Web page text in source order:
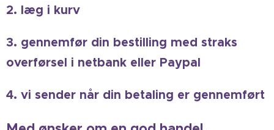
2. læg i kurv
3. gennemfør din bestilling med straks
overførsel i netbank eller Paypal
4. vi sender når din betaling er gennemført